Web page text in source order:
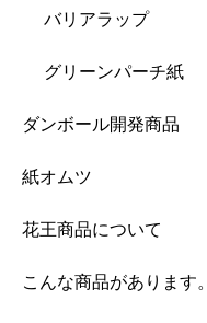
バリアラップ
グリーンパーチ紙
ダンボール開発商品
紙オムツ
花王商品について
こんな商品があります。